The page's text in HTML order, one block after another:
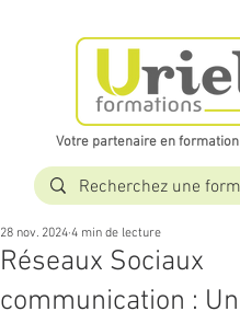
Votre partenaire en
Réseaux Sociaux
communication :
28 nov. 2024 4 min de lecture